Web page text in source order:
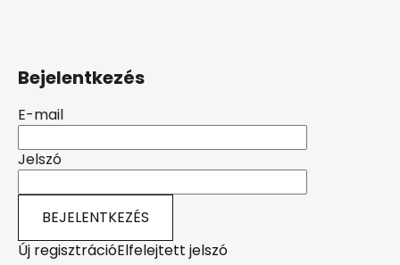
Bejelentkezés
E-mail
Jelszó
BEJELENTKEZÉS
Új regisztrációElfelejtett jelszó